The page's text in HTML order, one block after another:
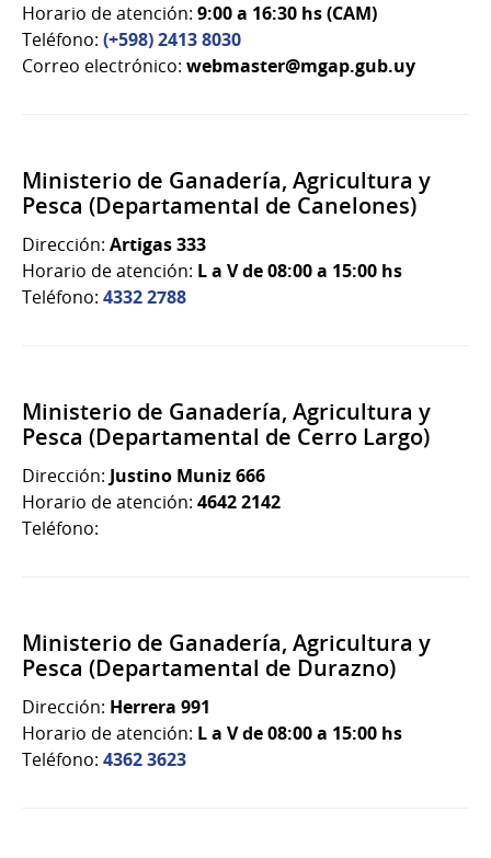
Horario de atención: 9:00 a 16:30 hs (CAM)
Teléfono: (+598) 2413 8030
Correo electrónico: webmaster@mgap.gub.uy
Ministerio de Ganadería, Agricultura y
Pesca (Departamental de Canelones)
Dirección: Artigas 333
Horario de atención: L a V de 08:00 a 15:00 hs
Teléfono: 4332 2788
Ministerio de Ganadería, Agricultura y
Pesca (Departamental de Cerro Largo)
Dirección: Justino Muniz 666
Horario de atención: 4642 2142
Teléfono:
Ministerio de Ganadería, Agricultura y
Pesca (Departamental de Durazno)
Dirección: Herrera 991
Horario de atención: L a V de 08:00 a 15:00 hs
Teléfono: 4362 3623